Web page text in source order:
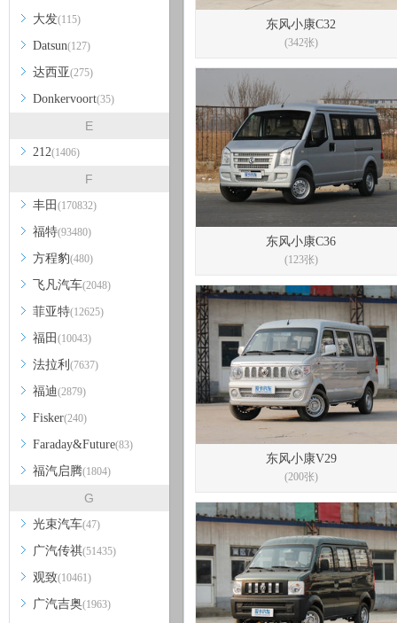
大发(115)
Datsun(127)
达西亚(275)
Donkervoort(35)
E
212(1406)
F
丰田 (170832)
福特(93480)
方程豹(480)
飞凡汽车(2048)
菲亚特(12625)
福田 (10043)
法拉利 (7637)
福迪(2879)
Fisker(240)
Faraday&Future(83)
福汽启腾(1804)
G
光束汽车(47)
广汽传祺(51435)
观致(10461)
广汽吉奥(1963)
东风小康C32
(342张)
东风小康C36
(123张)
东风小康V29
(200张)